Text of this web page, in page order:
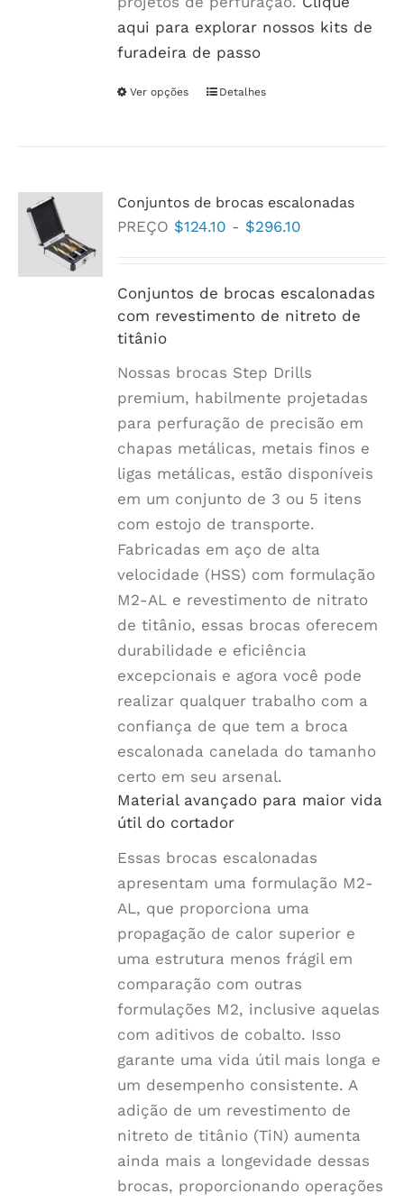
aqui para explorar nossos kits de
furadeira de passo
Ver opções
Este
variantes.
As
ser
escolhidas
página
do
produto
Detalhes
Conjuntos de brocas escalonadas
PREÇO $124.10 - $296.10
$124.10
a
Conjuntos de brocas escalonadas
com revestimento de nitreto de
titânio
Nossas brocas Step Drills
premium, habilmente projetadas
para perfuração de precisão em
chapas metálicas, metais finos e
ligas metálicas, estão disponíveis
em um conjunto de 3 ou 5 itens
com estojo de transporte.
Fabricadas em aço de alta
velocidade (HSS) com formulação
M2-AL e revestimento de nitrato
de titânio, essas brocas oferecem
durabilidade e eficiência
excepcionais e agora você pode
realizar qualquer trabalho com a
confiança de que tem a broca
escalonada canelada do tamanho
certo em seu arsenal.
Material avançado para maior vida
útil do cortador
Essas brocas escalonadas
apresentam uma formulação M2-
AL, que proporciona uma
propagação de calor superior e
uma estrutura menos frágil em
comparação com outras
formulações M2, inclusive aquelas
com aditivos de cobalto. Isso
garante uma vida útil mais longa e
um desempenho consistente. A
adição de um revestimento de
nitreto de titânio (TiN) aumenta
ainda mais a longevidade dessas
brocas, proporcionando operações